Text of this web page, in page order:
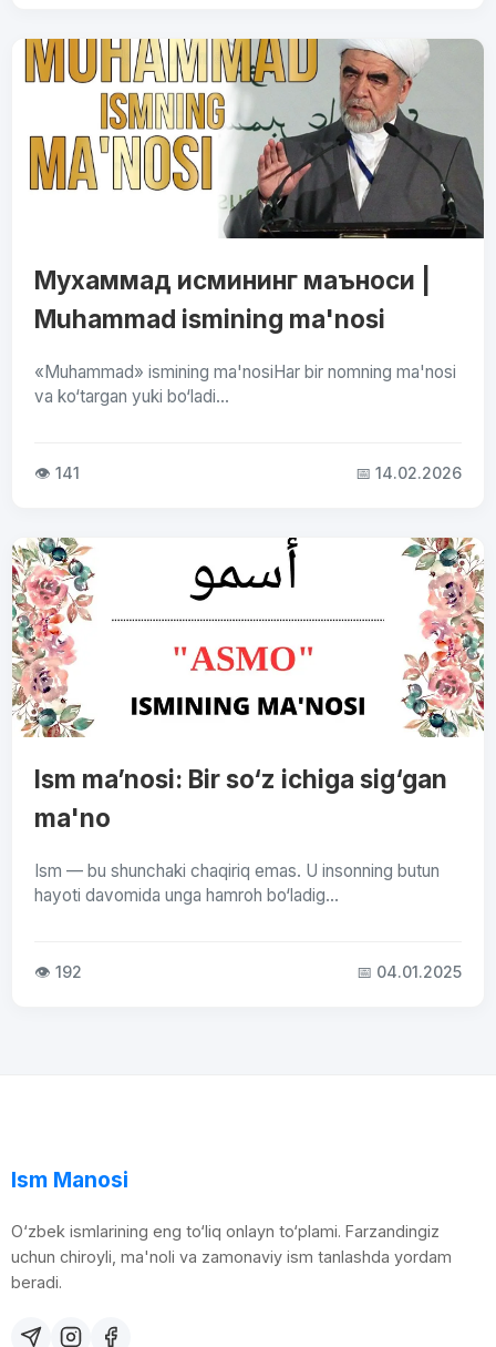
Мухаммад исмининг маъноси |
Muhammad ismining ma'nosi
«Muhammad» ismining ma'nosiHar bir nomning ma'nosi
va ko‘targan yuki bo‘ladi...
👁 141 📅 14.02.2026
Ism ma’nosi: Bir so‘z ichiga sig‘gan
ma'no
Ism — bu shunchaki chaqiriq emas. U insonning butun
hayoti davomida unga hamroh bo‘ladig...
👁 192 📅 04.01.2025
Ism Manosi
O‘zbek ismlarining eng to‘liq onlayn to‘plami. Farzandingiz
uchun chiroyli, ma'noli va zamonaviy ism tanlashda yordam
beradi.